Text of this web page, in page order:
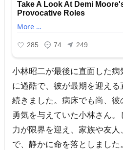
小林昭二が最後に直面した
に過酷で、彼が最期を迎え
続きました。病床でも尚、
勇気を与えていた小林さん
力が限界を迎え、家族や友
で、静かに命を落としまし